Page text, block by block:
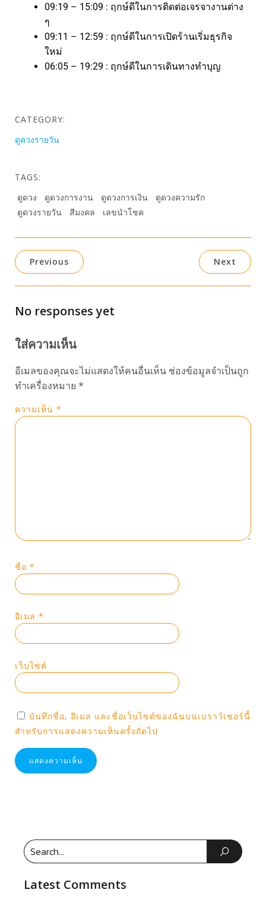
09:19 – 15:09 : ฤกษ์ดีในการติดต่อเจรจางานต่าง
ๆ
09:11 – 12:59 : ฤกษ์ดีในการเปิดร้านเริ่มธุรกิจ
ใหม่
06:05 – 19:29 : ฤกษ์ดีในการเดินทางทำบุญ
CATEGORY:
ดูดวงรายวัน
TAGS:
ดูดวง
ดูดวงการงาน ดูดวงการเงิน
ดูดวงความรัก
ดูดวงรายวัน
สีมงคล เลขนำโชค
Previous Next
No responses yet
ใส่ความเห็น
อีเมลของคุณจะไม่แสดงให้คนอื่นเห็น ช่องข้อมูลจำเป็นถูก
ทำเครื่องหมาย *
ความเห็น *
ชื่อ *
อีเมล *
เว็บไซต์
บันทึกชื่อ, อีเมล และชื่อเว็บไซต์ของฉันบนเบราว์เซอร์นี้
สำหรับการแสดงความเห็นครั้งถัดไป
Latest Comments